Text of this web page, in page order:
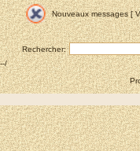
Nouveaux messages [
Rechercher:
--/